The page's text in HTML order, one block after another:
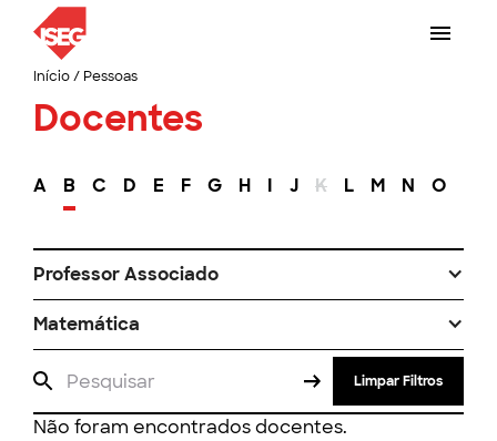
Início/ Pessoas
Docentes
A B C D E F G H I J K L M N O
Professor Associado
Matemática
Limpar Filtros
Não foram encontrados docentes.